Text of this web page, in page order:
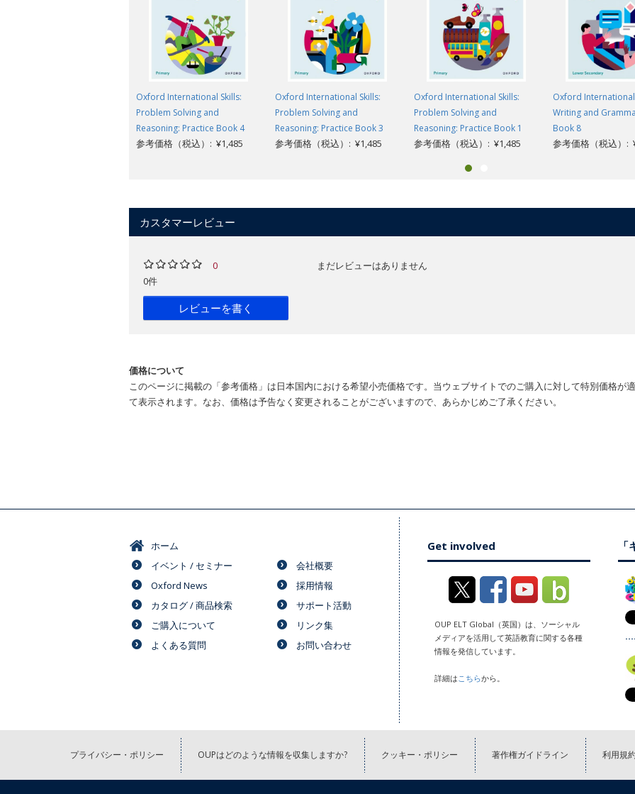
Oxford International Skills:
Problem Solving and
Reasoning: Practice Book 4
参考価格（税込）: ¥1,485
Oxford International Skills:
Problem Solving and
Reasoning: Practice Book 3
参考価格（税込）: ¥1,485
Oxford International Skills:
Problem Solving and
Reasoning: Practice Book 1
参考価格（税込）: ¥1,485
Oxford International
Writing and
Book 8
参考価格（税込）:
カスタマーレビュー
0
0件
レビューを書く
まだレビューはありません
価格について
このページに掲載の「参考価格」は日本国内における希望小売価格です。当ウェブサイトでのご購入に対して特別価格が
て表示されます。なお、価格は予告なく変更されることがございますので、あらかじめご了承ください。
ホーム
イベント / セミナー
Oxford News
カタログ / 商品検索
ご購入について
よくある質問
会社概要
採用情報
サポート活動
リンク集
お問い合わせ
Get involved
OUP ELT Global（英国）は、ソーシャル
メディアを活用して英語教育に関する各種
情報を発信しています。
詳細は こちらから。
プライバシー・ポリシー OUPはどのような情報を収集しますか? クッキー・ポリシー 著作権ガイドライン 利用規